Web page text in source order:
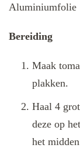
Aluminiumfolie
Bereiding
Maak
plakken.
Haal 4
deze op
het